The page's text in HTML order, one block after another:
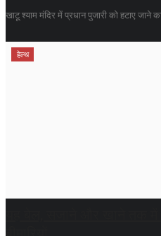
खाटू श्याम मंदिर में प्रधान पुजारी को हटाए जाने
हेल्थ